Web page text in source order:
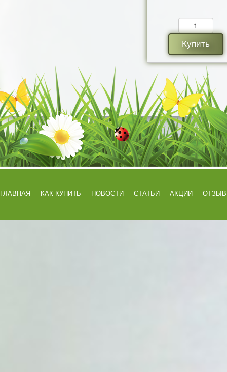
Купить
ГЛАВНАЯ КАК КУПИТЬ НОВОСТИ СТАТЬИ АКЦИИ